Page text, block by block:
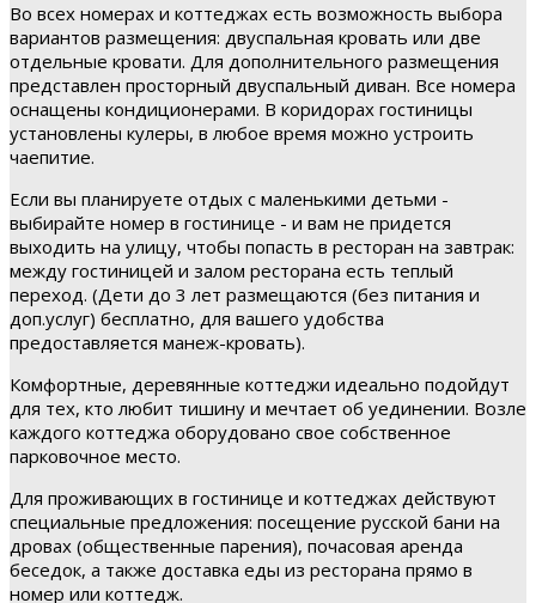
Во всех номерах и коттеджах есть возможность выбора
вариантов размещения: двуспальная кровать или две
отдельные кровати. Для дополнительного размещения
представлен просторный двуспальный диван. Все номера
оснащены кондиционерами. В коридорах гостиницы
установлены кулеры, в любое время можно устроить
чаепитие.
Если вы планируете отдых с маленькими детьми -
выбирайте номер в гостинице - и вам не придется
выходить на улицу, чтобы попасть в ресторан на завтрак:
между гостиницей и залом ресторана есть теплый
переход. (Дети до 3 лет размещаются (без питания и
доп.услуг) бесплатно, для вашего удобства
предоставляется манеж-кровать).
Комфортные, деревянные коттеджи идеально подойдут
для тех, кто любит тишину и мечтает об уединении. Возле
каждого коттеджа оборудовано свое собственное
парковочное место.
Для проживающих в гостинице и коттеджах действуют
специальные предложения: посещение русской бани на
дровах (общественные парения), почасовая аренда
беседок, а также доставка еды из ресторана прямо в
номер или коттедж.